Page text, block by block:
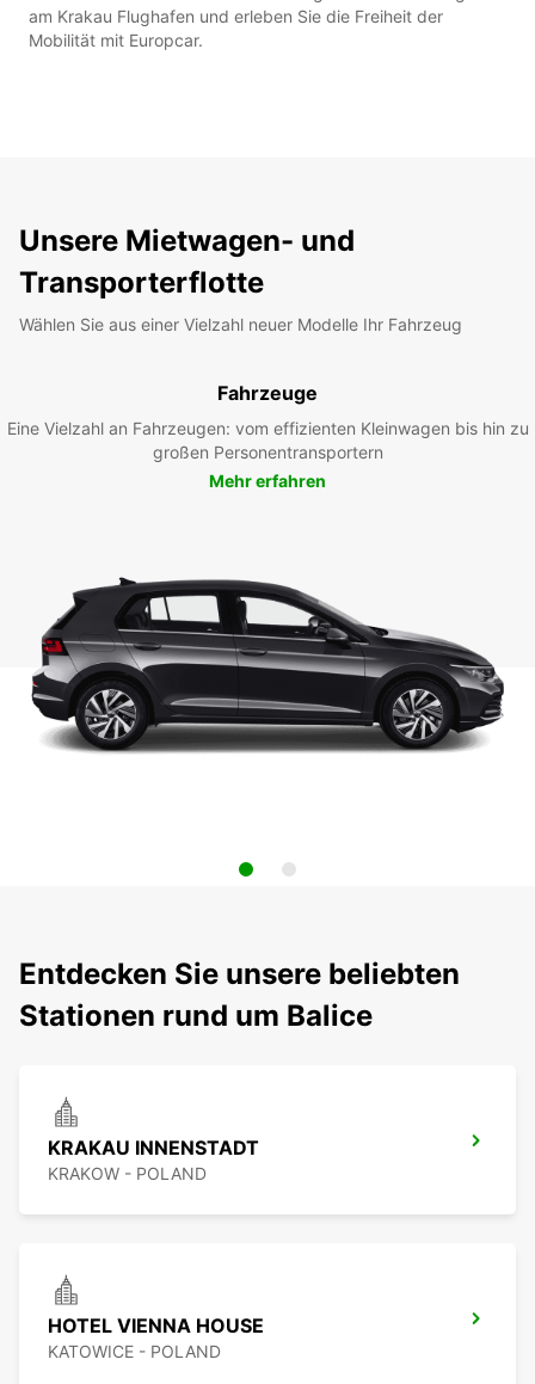
am Krakau Flughafen und erleben Sie die Freiheit der
Mobilität mit Europcar.
Unsere Mietwagen- und
Transporterflotte
Wählen Sie aus einer Vielzahl neuer Modelle Ihr Fahrzeug
Fahrzeuge
Eine Vielzahl an Fahrzeugen: vom effizienten Kleinwagen bis hin zu
großen Personentransportern
Mehr erfahren
Entdecken Sie unsere beliebten
Stationen rund um Balice
KRAKAU INNENSTADT
KRAKOW - POLAND
HOTEL VIENNA HOUSE
KATOWICE - POLAND